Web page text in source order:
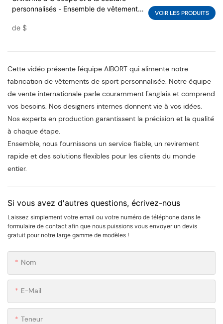
personnalisés - Ensemble de vêtements
Logo de transfert de chaleur |
de $
VOIR LES PRODUITS
Cette vidéo présente l'équipe AIBORT qui alimente notre
fabrication de vêtements de sport personnalisée. Notre équipe
de vente internationale parle couramment l'anglais et comprend
vos besoins. Nos designers internes donnent vie à vos idées.
Nos experts en production garantissent la précision et la qualité
à chaque étape.
Ensemble, nous fournissons un service fiable, un revirement
rapide et des solutions flexibles pour les clients du monde
entier.
Si vous avez d'autres questions, écrivez-nous
Laissez simplement votre email ou votre numéro de téléphone dans le
formulaire de contact afin que nous puissions vous envoyer un devis
gratuit pour notre large gamme de modèles !
Nom
E-Mail
Teneur